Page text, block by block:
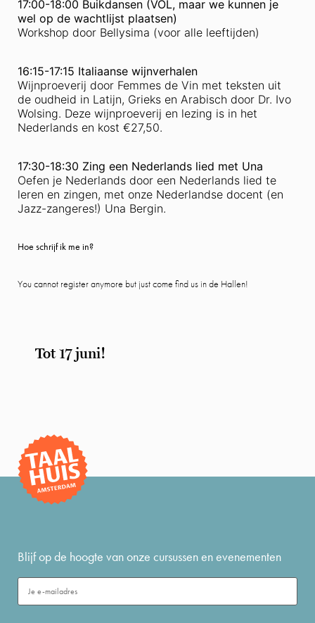
17:00-18:00 Buikdansen (VOL, maar we kunnen je
wel op de wachtlijst plaatsen)
Workshop door Bellysima (voor alle leeftijden)
16:15-17:15 Italiaanse wijnverhalen
Wijnproeverij door Femmes de Vin met teksten uit
de oudheid in Latijn, Grieks en Arabisch door Dr. Ivo
Wolsing. Deze wijnproeverij en lezing is in het
Nederlands en kost €27,50.
17:30-18:30 Zing een Nederlands lied met Una
Oefen je Nederlands door een Nederlands lied te
leren en zingen, met onze Nederlandse docent (en
Jazz-zangeres!) Una Bergin.
Hoe schrijf ik me in?
You cannot register anymore but just come find us in de Hallen!
Tot 17 juni!
Blijf op de hoogte van onze cursussen en evenementen